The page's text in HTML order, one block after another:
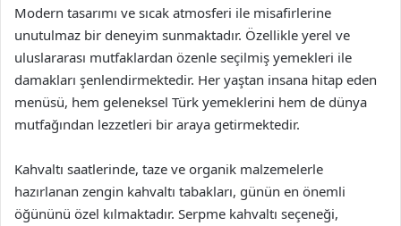
Modern tasarımı ve sıcak atmosferi ile misafirlerine
unutulmaz bir deneyim sunmaktadır. Özellikle yerel ve
uluslararası mutfaklardan özenle seçilmiş yemekleri ile
damakları şenlendirmektedir. Her yaştan insana hitap eden
menüsü, hem geleneksel Türk yemeklerini hem de dünya
mutfağından lezzetleri bir araya getirmektedir.
Kahvaltı saatlerinde, taze ve organik malzemelerle
hazırlanan zengin kahvaltı tabakları, günün en önemli
öğününü özel kılmaktadır. Serpme kahvaltı seçeneği,